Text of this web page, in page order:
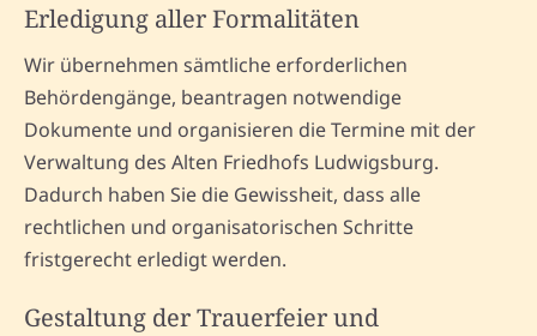
Erledigung aller Formalitäten
Wir übernehmen sämtliche erforderlichen
Behördengänge, beantragen notwendige
Dokumente und organisieren die Termine mit der
Verwaltung des Alten Friedhofs Ludwigsburg.
Dadurch haben Sie die Gewissheit, dass alle
rechtlichen und organisatorischen Schritte
fristgerecht erledigt werden.
Gestaltung der Trauerfeier und